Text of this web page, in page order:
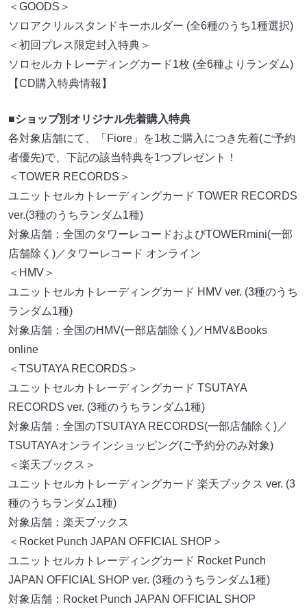
＜GOODS＞
ソロアクリルスタンドキーホルダー (全6種のうち1種選択)
＜初回プレス限定封入特典＞
ソロセルカトレーディングカード1枚 (全6種よりランダム)
【CD購入特典情報】
■ショップ別オリジナル先着購入特典
各対象店舗にて、「Fiore」を1枚ご購入につき先着(ご予約
者優先)で、下記の該当特典を1つプレゼント！
＜TOWER RECORDS＞
ユニットセルカトレーディングカード TOWER RECORDS
ver.(3種のうちランダム1種)
対象店舗：全国のタワーレコードおよびTOWERmini(一部
店舗除く)／タワーレコード オンライン
＜HMV＞
ユニットセルカトレーディングカード HMV ver. (3種のうち
ランダム1種)
対象店舗：全国のHMV(一部店舗除く)／HMV&Books
online
＜TSUTAYA RECORDS＞
ユニットセルカトレーディングカード TSUTAYA
RECORDS ver. (3種のうちランダム1種)
対象店舗：全国のTSUTAYA RECORDS(一部店舗除く)／
TSUTAYAオンラインショッピング(ご予約分のみ対象)
＜楽天ブックス＞
ユニットセルカトレーディングカード 楽天ブックス ver. (3
種のうちランダム1種)
対象店舗：楽天ブックス
＜Rocket Punch JAPAN OFFICIAL SHOP＞
ユニットセルカトレーディングカード Rocket Punch
JAPAN OFFICIAL SHOP ver. (3種のうちランダム1種)
対象店舗：Rocket Punch JAPAN OFFICIAL SHOP